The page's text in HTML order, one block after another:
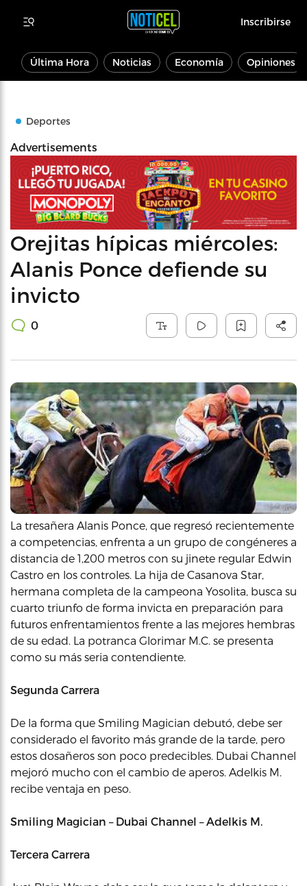
Inscribirse
Última Hora Noticias Economía Opiniones
Deportes
Advertisements
Orejitas hípicas miércoles:
Alanis Ponce defiende su
invicto
0
La tresañera Alanis Ponce, que regresó recientemente
a competencias, enfrenta a un grupo de congéneres a
distancia de 1,200 metros con su jinete regular Edwin
Castro en los controles. La hija de Casanova Star,
hermana completa de la campeona Yosolita, busca su
cuarto triunfo de forma invicta en preparación para
futuros enfrentamientos frente a las mejores hembras
de su edad. La potranca Glorimar M.C. se presenta
como su más seria contendiente.
Segunda Carrera
De la forma que Smiling Magician debutó, debe ser
considerado el favorito más grande de la tarde, pero
estos dosañeros son poco predecibles. Dubai Channel
mejoró mucho con el cambio de aperos. Adelkis M.
recibe ventaja en peso.
Smiling Magician – Dubai Channel – Adelkis M.
Tercera Carrera